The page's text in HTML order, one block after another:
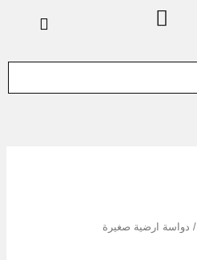
/ دواسة ارضية صغيرة